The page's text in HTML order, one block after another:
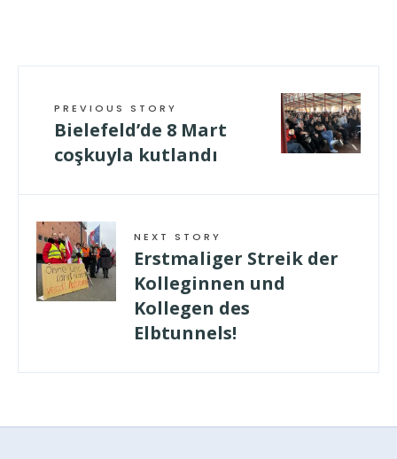
PREVIOUS STORY
Bielefeld’de 8 Mart
coşkuyla kutlandı
NEXT STORY
Erstmaliger Streik der
Kolleginnen und
Kollegen des
Elbtunnels!